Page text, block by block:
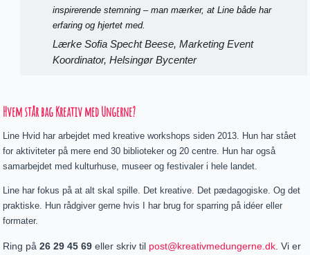
inspirerende stemning – man mærker, at Line både har
erfaring og hjertet med.
Lærke Sofia Specht Beese, Marketing Event
Koordinator, Helsingør Bycenter
Hvem står bag Kreativ med Ungerne?
Line Hvid har arbejdet med kreative workshops siden 2013. Hun har stået
for aktiviteter på mere end 30 biblioteker og 20 centre. Hun har også
samarbejdet med kulturhuse, museer og festivaler i hele landet.
Line har fokus på at alt skal spille. Det kreative. Det pædagogiske. Og det
praktiske. Hun rådgiver gerne hvis I har brug for sparring på idéer eller
formater.
Ring på26 29 45 69 eller skriv til post@kreativmedungerne.dk . Vi er